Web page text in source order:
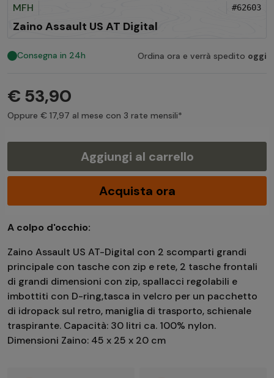
MFH #62603
Zaino Assault US AT Digital
Consegna in 24h Ordina ora e verrà spedito oggi
€ 53,90
Oppure € 17,97 al mese con 3 rate mensili*
Aggiungi al carrello
Acquista ora
A colpo d'occhio:
Zaino Assault US AT-Digital con 2 scomparti grandi
principale con tasche con zip e rete, 2 tasche frontali
di grandi dimensioni con zip, spallacci regolabili e
imbottiti con D-ring,tasca in velcro per un pacchetto
di idropack sul retro, maniglia di trasporto, schienale
traspirante. Capacità: 30 litri ca. 100% nylon.
Dimensioni Zaino: 45 x 25 x 20 cm